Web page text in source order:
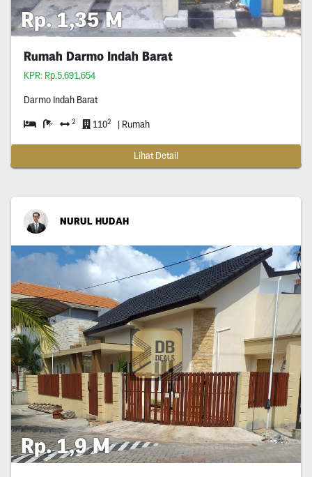
Rp. 1,35 M
Rumah Darmo Indah Barat
KPR: Rp.5,691,654
Darmo Indah Barat
2 1102 | Rumah
Lihat Detail
NURUL HUDAH
Rp. 1,9 M